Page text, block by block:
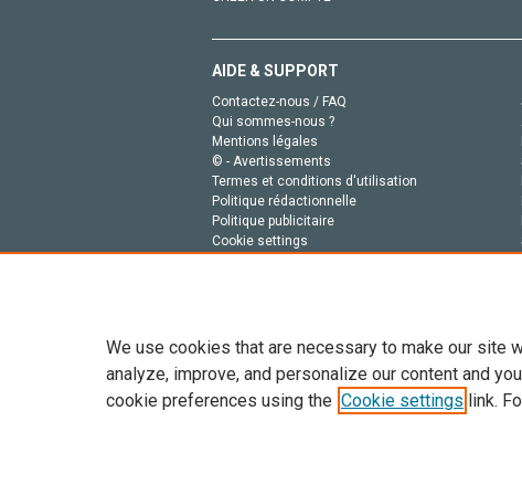
AIDE & SUPPORT
Contactez-nous / FAQ
Qui sommes-nous ?
Mentions légales
© - Avertissements
Termes et conditions d'utilisation
Politique rédactionnelle
Politique publicitaire
Cookie settings
Tout le contenu de ce site: Copyright © 2026
de données, a la formation en IA et aux
We use cookies that are necessary to make our site
analyze, improve, and personalize our content and
cookie preferences using the Cookie settings link.